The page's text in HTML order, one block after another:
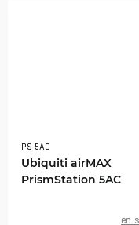
PS-5AC
Ubiquiti airMAX
PrismStation 5AC
en